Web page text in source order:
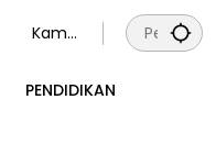
Kamis
us
PENDIDIKAN